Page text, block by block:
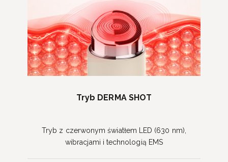
Tryb DERMA SHOT
Tryb z czerwonym światłem LED (630 nm),
wibracjami i technologią EMS